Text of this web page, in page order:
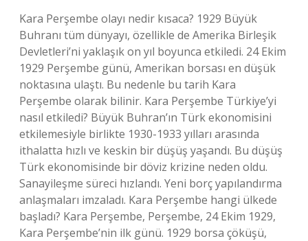
Kara Perşembe olayı nedir kısaca? 1929 Büyük
Buhranı tüm dünyayı, özellikle de Amerika Birleşik
Devletleri’ni yaklaşık on yıl boyunca etkiledi. 24 Ekim
1929 Perşembe günü, Amerikan borsası en düşük
noktasına ulaştı. Bu nedenle bu tarih Kara
Perşembe olarak bilinir. Kara Perşembe Türkiye’yi
nasıl etkiledi? Büyük Buhran’ın Türk ekonomisini
etkilemesiyle birlikte 1930-1933 yılları arasında
ithalatta hızlı ve keskin bir düşüş yaşandı. Bu düşüş
Türk ekonomisinde bir döviz krizine neden oldu.
Sanayileşme süreci hızlandı. Yeni borç yapılandırma
anlaşmaları imzaladı. Kara Perşembe hangi ülkede
başladı? Kara Perşembe, Perşembe, 24 Ekim 1929,
Kara Perşembe’nin ilk günü. 1929 borsa çöküşü,